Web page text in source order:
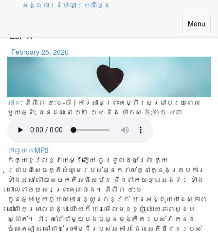
អង្គការនំម៉ាណាប្រចាំថ្ងៃ
Toggle
Menu
យ៉ាង
February 25, 2026
អាន : ភីលីព ៤:៦-៨ | ការអានព្រះគម្ពីរសម្រាប់រយៈពេល
មួយឆ្នាំ: ជនគណនា ១២-១៤ និង ម៉ាកុស ៥:២១-៤៣
ទាញយកMP3
កុំឲ្យខ្វល់ខ្វាយអ្វីឡើយ ចូរទូលដល់ព្រះ ឲ្យ
ជ្រាបពីសេចក្តីសំណូមរបស់អ្នករាល់គ្នាក្នុងគ្រប់ការ
ទាំងអស់ ដោយសេចក្តីអធិស្ឋាន និងពាក្យទូលអង្វរ ទាំង
ពោលពាក្យអរព្រះគុណផង។ ភីលីព ៤:៦
កូន​ឆ្មា​មួយ​ក្បាល​មាន​ខ្លួន​កខ្វក់ បាន​អង្គុយ​យ៉ាង​សុភាព
នៅ​លើ​កម្រាល​ឥដ្ឋ ហើយ​ក៏​បាន​មើល​មុខ​ខ្ញុំ ដោយ​ភាព​ស្ងប់​
ស្ងាត់។​ វា​រស់​នៅ​ជា​មួយ​បង​ប្អូន​បង្កើត​របស់​វា ក្នុង​
ចំណត​ឡាន នៅ​ជាន់​ក្រោម​ដី​របស់​អគារ ដែល​អតិថិជន​របស់​